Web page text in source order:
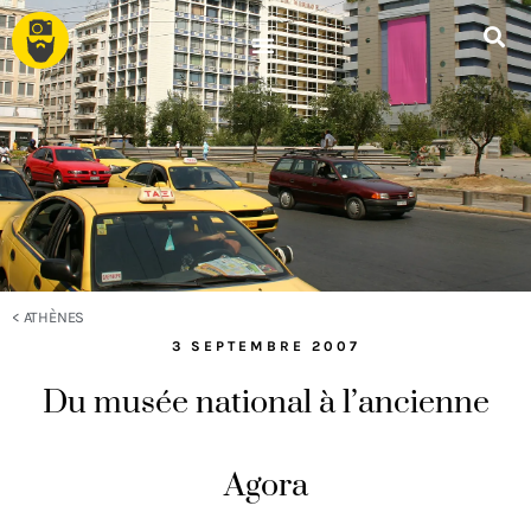
< ATHÈNES
3 SEPTEMBRE 2007
Du musée national à l’ancienne
Agora